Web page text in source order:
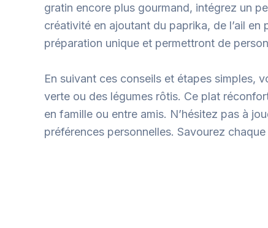
gratin encore plus gourmand, intégrez un
créativité en ajoutant du paprika, de l’ail
préparation unique et permettront de
En suivant ces conseils et étapes simples,
verte ou des légumes rôtis. Ce plat
en famille ou entre amis. N’hésitez pas à
préférences personnelles. Savourez